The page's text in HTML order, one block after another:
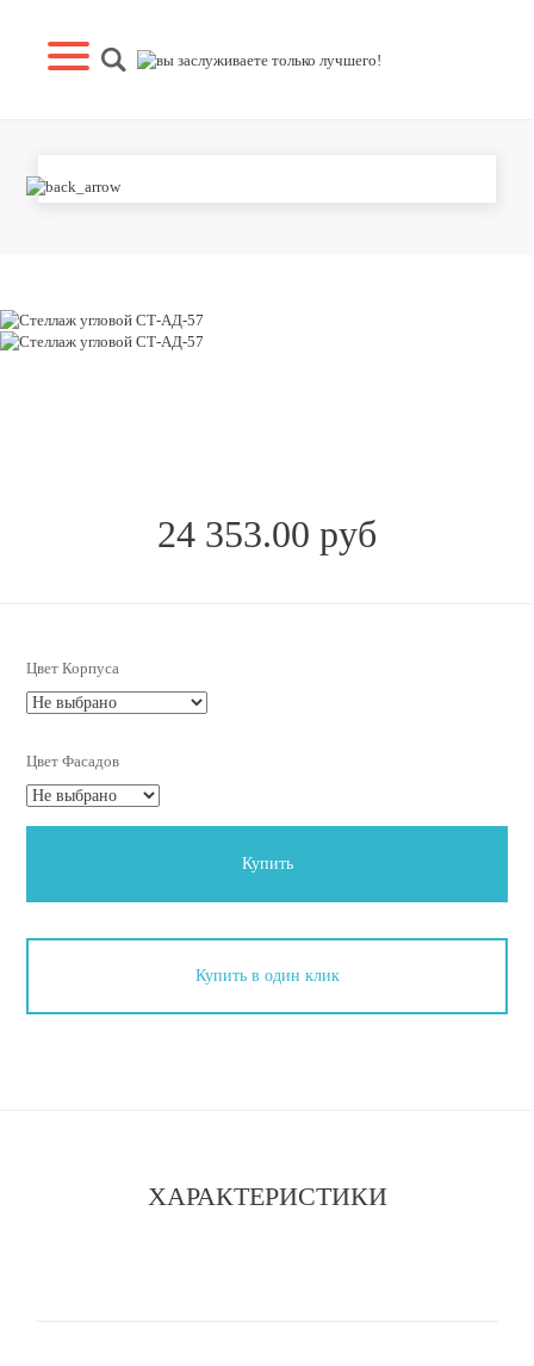
СТЕЛЛАЖ УГЛОВОЙ СТ-АД-57
24 353.00 руб
Цвет Корпуса
Цвет Фасадов
Купить
Купить в один клик
ХАРАКТЕРИСТИКИ